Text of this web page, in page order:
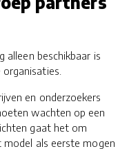
alleen beschikbaar is
en onderzoekers
wachten op een
gaat het om
als eerste mogen